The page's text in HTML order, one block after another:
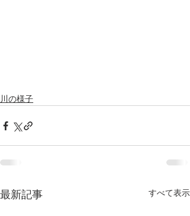
川の様子
最新記事 すべて表示